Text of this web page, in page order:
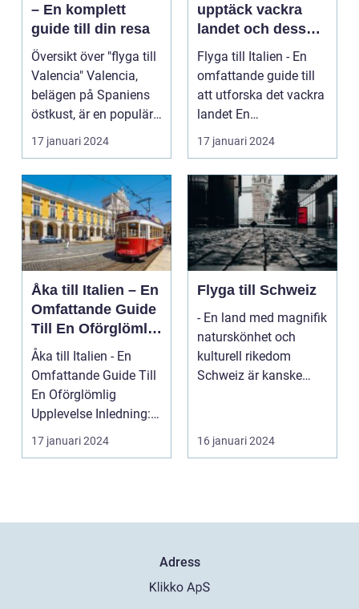
– En komplett
guide till din resa
Översikt över "flyga till
Valencia" Valencia,
belägen på Spaniens
östkust, är en populär
destinatio...
17 januari 2024
upptäck vackra
landet och dess
mångfald
Flyga till Italien - En
omfattande guide till
att utforska det vackra
landet En
övergripande, grun...
17 januari 2024
Åka till Italien – En
Omfattande Guide
Till En Oförglömlig
Upplevelse
Åka till Italien - En
Omfattande Guide Till
En Oförglömlig
Upplevelse Inledning:
Italien, ett land...
17 januari 2024
Flyga till Schweiz
- En land med magnifik
naturskönhet och
kulturell rikedom
Schweiz är kanske
16 januari 2024
Adress